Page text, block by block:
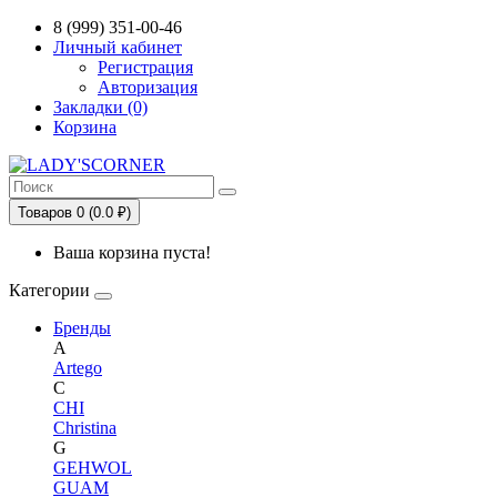
Сервис сравнения цен в Беларуси
8 (999) 351-00-46
Личный кабинет
Регистрация
Авторизация
Закладки (0)
Корзина
Товаров 0 (0.0 ₽)
Ваша корзина пуста!
Категории
Бренды
A
Artego
C
CHI
Christina
G
GEHWOL
GUAM